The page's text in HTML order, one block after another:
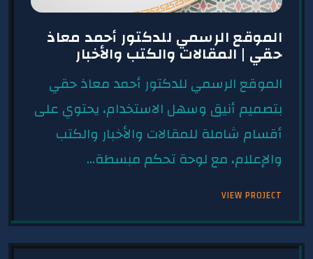
الموقع الرسمي للدكتور أحمد معاذ
حقي | المقالات والكتب والأخبار
الموقع الرسمي للدكتور أحمد معاذ حقي
بتصميم أنيق وسهل الاستخدام، يحتوي على
أقسام شاملة للمقالات والأخبار والكتب
والإعلام، مع لوحة تحكم مبسطة...
VIEW PROJECT